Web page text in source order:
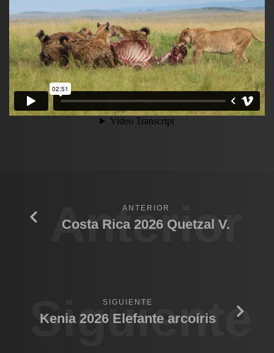
Anterior
ANTERIOR
Costa Rica 2026 Quetzal V.
Siguiente
SIGUIENTE
Kenia 2026 Elefante arcoíris